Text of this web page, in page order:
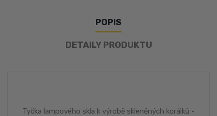
POPIS
DETAILY PRODUKTU
Tyčka lampového skla k výrobě skleněných korálků -